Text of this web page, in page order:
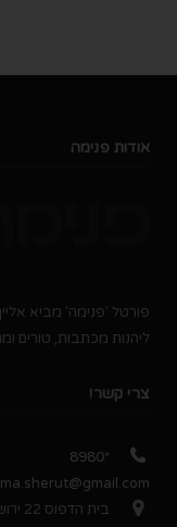
אודות פנימה
פורטל 'פנימה' מביא
ליהנות מכתבות, טורים
צרי קשר!
*8980
בית הדפוס 22 ירושלים